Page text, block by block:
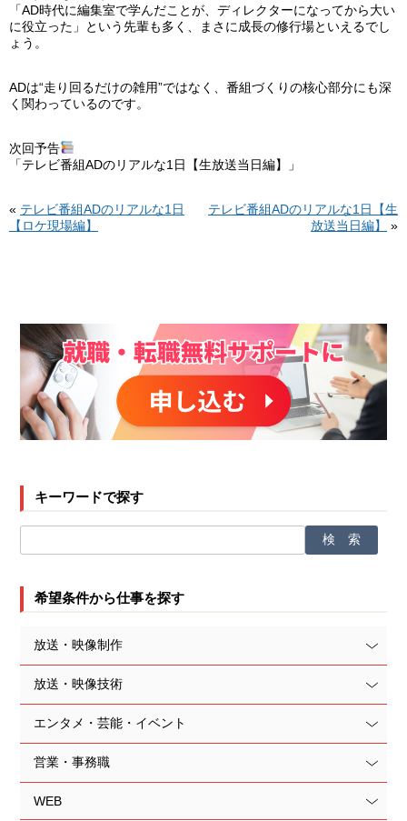
「AD時代に編集室で学んだことが、ディレクターになってから大い
に役立った」という先輩も多く、まさに成長の修行場といえるでし
ょう。
ADは“走り回るだけの雑用”ではなく、番組づくりの核心部分にも深
く関わっているのです。
次回予告
「テレビ番組ADのリアルな1日【生放送当日編】」
« テレビ番組ADのリアルな1日
【ロケ現場編】
テレビ番組ADのリアルな1日【生
放送当日編】
»
キーワードで探す
希望条件から仕事を探す
放送・映像制作
放送・映像技術
エンタメ・芸能・イベント
営業・事務職
WEB